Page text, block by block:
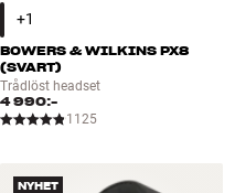
BOWERS & WILKINS PX8
(SVART)
Trådlöst headset
4 990:-
1125
NYHET